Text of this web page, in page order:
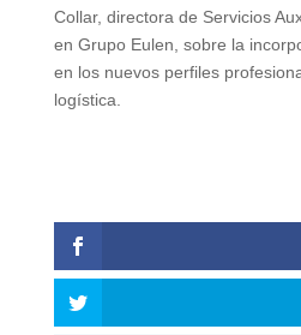
Collar, directora de Servicios
en Grupo Eulen, sobre la
en los nuevos perfiles
logística.